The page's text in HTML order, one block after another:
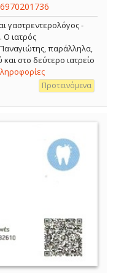
6970201736
γαστρεντερολόγος -
Ο ιατρός
παράλληλα,
και στο δεύτερο ιατρείο
Προτεινόμενα